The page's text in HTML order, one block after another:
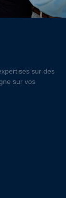
sur des
sur vos